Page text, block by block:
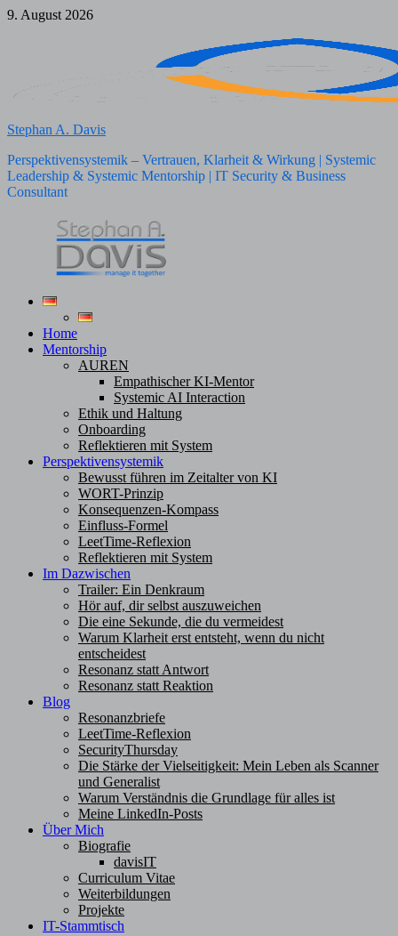
Zum
9. August 2026
Stephan A. Davis
Perspektivensystemik – Vertrauen, Klarheit & Wirkung | Systemic
Leadership & Systemic Mentorship | IT Security & Business
Consultant
Home
Mentorship
AUREN
Empathischer KI-Mentor
Systemic AI Interaction
Ethik und Haltung
Onboarding
Reflektieren mit System
Perspektivensystemik
Bewusst führen im Zeitalter von KI
WORT-Prinzip
Konsequenzen-Kompass
Einfluss-Formel
LeetTime-Reflexion
Reflektieren mit System
Im Dazwischen
Trailer: Ein Denkraum
Hör auf, dir selbst auszuweichen
Die eine Sekunde, die du vermeidest
Warum Klarheit erst entsteht, wenn du nicht
entscheidest
Resonanz statt Antwort
Resonanz statt Reaktion
Blog
Resonanzbriefe
LeetTime-Reflexion
SecurityThursday
Die Stärke der Vielseitigkeit: Mein Leben als Scanner
und Generalist
Warum Verständnis die Grundlage für alles ist
Meine LinkedIn-Posts
Über Mich
Biografie
davisIT
Curriculum Vitae
Weiterbildungen
Projekte
IT-Stammtisch